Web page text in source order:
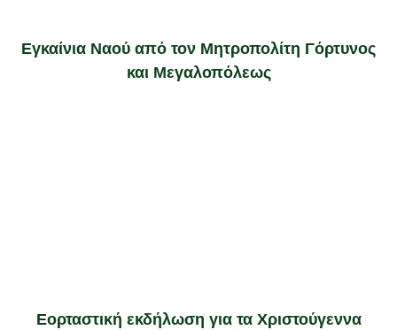
Εγκαίνια Ναού από τον Μητροπολίτη Γόρτυνος
και Μεγαλοπόλεως
Εορταστική εκδήλωση για τα Χριστούγεννα